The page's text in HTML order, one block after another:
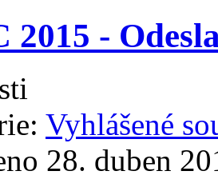
2015 -
Vyhlášené
28. duben